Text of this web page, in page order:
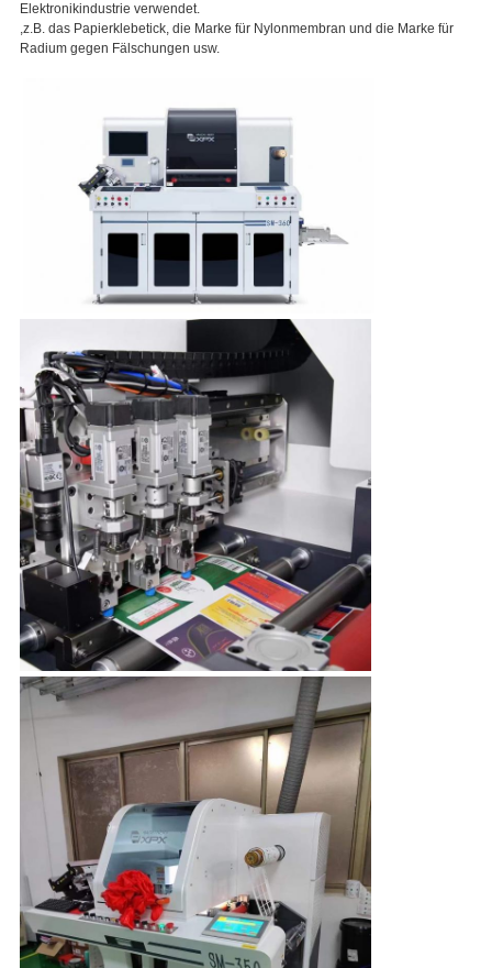
Elektronikindustrie verwendet.
,z.B. das Papierklebetick, die Marke für Nylonmembran und die Marke für
Radium gegen Fälschungen usw.